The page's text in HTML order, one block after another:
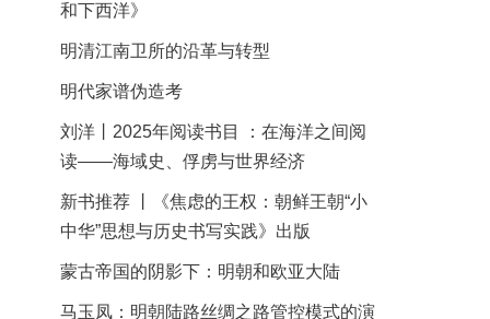
和下西洋》
明清江南卫所的沿革与转型
明代家谱伪造考
刘洋丨2025年阅读书目 ：在海洋之间阅
读——海域史、俘虏与世界经济
新书推荐 丨《焦虑的王权：朝鲜王朝“小
中华”思想与历史书写实践》出版
蒙古帝国的阴影下：明朝和欧亚大陆
马玉凤：明朝陆路丝绸之路管控模式的演